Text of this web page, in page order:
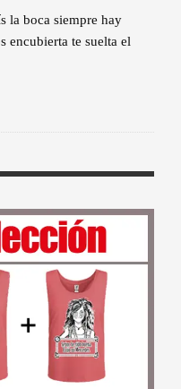
la boca siempre hay
encubierta te suelta el